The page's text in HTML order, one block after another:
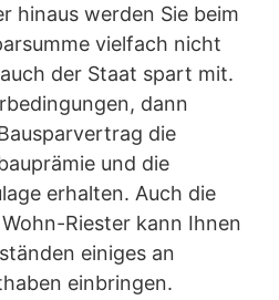
hinaus werden Sie beim
vielfach nicht
der Staat spart mit.
dann
die
und die
erhalten. Auch die
Riester kann Ihnen
einiges an
einbringen.